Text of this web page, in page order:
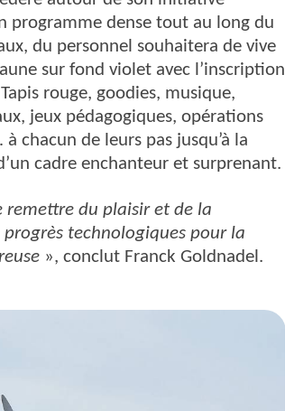
programme dense tout au long du
du personnel souhaitera de vive
sur fond violet avec l’inscription
rouge, goodies, musique,
jeux pédagogiques, opérations
chacun de leurs pas jusqu’à la
cadre enchanteur et surprenant.
remettre du plaisir et de la
technologiques pour la
», conclut Franck Goldnadel.